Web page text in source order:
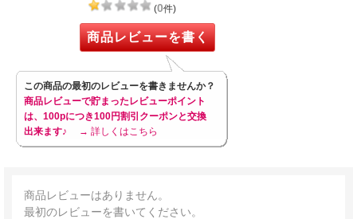
(0件)
商品レビューを書く
この商品の最初のレビューを書きませんか？
商品レビューで貯まったレビューポイント
は、100pにつき100円割引クーポンと交換
出来ます♪
→ 詳しくはこちら
商品レビューはありません。
最初のレビューを書いてください。